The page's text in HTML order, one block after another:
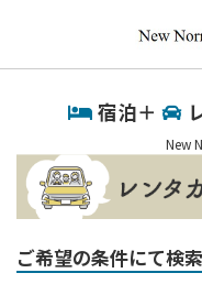
宿泊＋
New
ご希望の条件にて検